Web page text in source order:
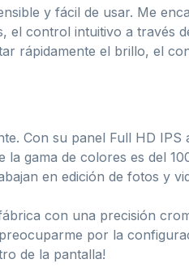
y fácil de usar. Me
el control intuitivo a través
rápidamente el brillo, el
Con su panel Full HD
gama de colores es del
en edición de fotos y
con una precisión
por la
de la pantalla!